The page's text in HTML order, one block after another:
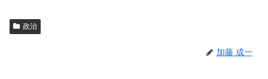
政治
加藤 成一